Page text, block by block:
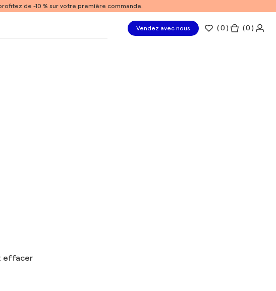
de -10 % sur votre première commande.
Vendez avec nous (0 ) ( 0 )
effacer